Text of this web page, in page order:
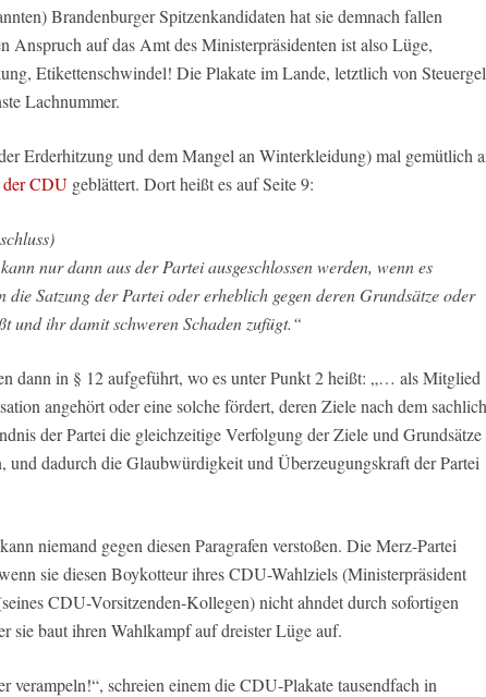
Brandenburger Spitzenkandidaten hat sie demnach fallen
Anspruch auf das Amt des Ministerpräsidenten ist also Lüge,
Etikettenschwindel! Die Plakate im Lande, letztlich von
Lachnummer.
Erderhitzung und dem Mangel an Winterkleidung) mal gemütlich
der CDU geblättert. Dort heißt es auf Seite 9:
nur dann aus der Partei ausgeschlossen werden, wenn es
die Satzung der Partei oder erheblich gegen deren Grundsätze oder
und ihr damit schweren Schaden zufügt.“
dann in § 12 aufgeführt, wo es unter Punkt 2 heißt: „… als Mitglied
angehört oder eine solche fördert, deren Ziele nach dem sachlich
der Partei die gleichzeitige Verfolgung der Ziele und Grundsätze
und dadurch die Glaubwürdigkeit und Überzeugungskraft der Partei
niemand gegen diesen Paragrafen verstoßen. Die Merz-Partei
sie diesen Boykotteur ihres CDU-Wahlziels (Ministerpräsident
CDU-Vorsitzenden-Kollegen) nicht ahndet durch sofortigen
sie baut ihren Wahlkampf auf dreister Lüge auf.
verampeln!“, schreien einem die CDU-Plakate tausendfach in